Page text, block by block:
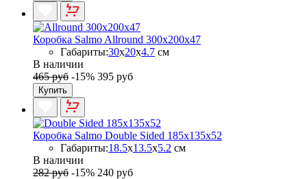
Коробка Salmo Allround 300x200x47
Габариты:30x20x4.7 см
В наличии
465 руб -15% 395 руб
Купить
Коробка Salmo Double Sided 185x135x52
Габариты:18.5x13.5x5.2 см
В наличии
282 руб -15% 240 руб